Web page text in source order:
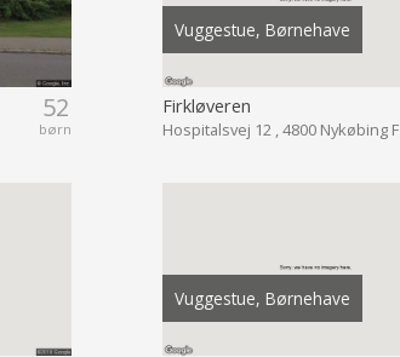
52
børn
Vuggestue, Børnehave
Firkløveren
Hospitalsvej 12 , 4800 Nykøbing F
Vuggestue, Børnehave